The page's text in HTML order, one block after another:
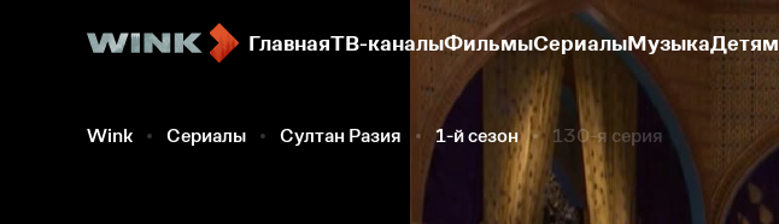
ГлавнаяТВ-каналыФильмыСериалыМузыкаДетям
Wink Сериалы Султан Разия 1-й сезон 130-я серия